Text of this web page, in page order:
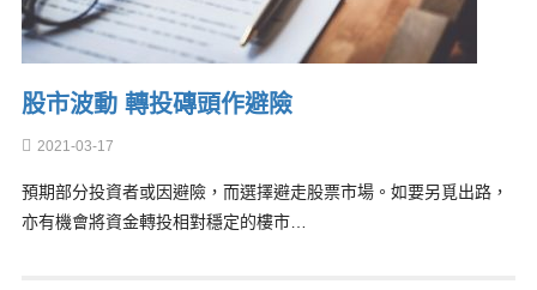
股市波動 轉投磚頭作避險
2021-03-17
預期部分投資者或因避險，而選擇避走股票市場。如要另覓出路，
亦有機會將資金轉投相對穩定的樓市…